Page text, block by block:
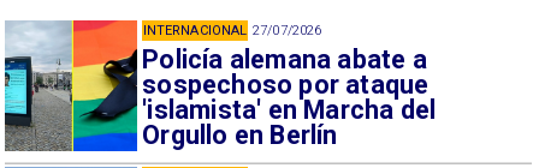
27/07/2026
Policía alemana abate a
sospechoso por ataque
'islamista' en Marcha del
Orgullo en Berlín
INTERNACIONAL